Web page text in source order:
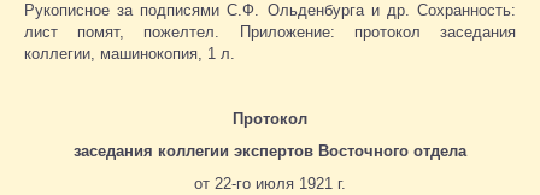
Рукописное за подписями С.Ф. Ольденбурга и др. Сохранность:
лист помят, пожелтел. Приложение: протокол заседания
коллегии, машинокопия, 1 л.
Протокол
заседания коллегии экспертов Восточного отдела
от 22-го июля 1921 г.